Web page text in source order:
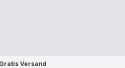
Gratis Versand